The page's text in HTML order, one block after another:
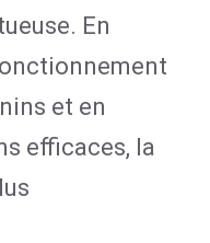
En
et en
efficaces, la